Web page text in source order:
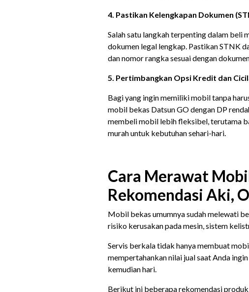
4. Pastikan Kelengkapan Dokumen
Salah satu langkah terpenting dalam beli
dokumen legal lengkap. Pastikan STNK
dan nomor rangka sesuai dengan
5. Pertimbangkan Opsi Kredit dan
Bagi yang ingin memiliki mobil tanpa
mobil bekas Datsun GO dengan DP
membeli mobil lebih fleksibel, terutama
murah untuk kebutuhan sehari-hari.
Cara Merawat
Rekomendasi Aki,
Mobil bekas umumnya sudah melewati
risiko kerusakan pada mesin, sistem
Servis berkala tidak hanya membuat
mempertahankan nilai jual saat Anda
kemudian hari.
Berikut ini beberapa rekomendasi